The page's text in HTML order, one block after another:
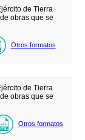
de Tierra
obras que se
Otros formatos
de Tierra
obras que se
Otros formatos